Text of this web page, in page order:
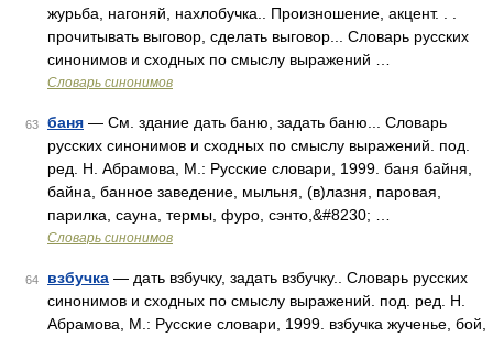
журьба, нагоняй, нахлобучка.. Произношение, акцент. . .
прочитывать выговор, сделать выговор... Словарь русских
синонимов и сходных по смыслу выражений …
Словарь синонимов
63 баня — См. здание дать баню, задать баню... Словарь
русских синонимов и сходных по смыслу выражений. под.
ред. Н. Абрамова, М.: Русские словари, 1999. баня байня,
байна, банное заведение, мыльня, (в)лазня, паровая,
парилка, сауна, термы, фуро, сэнто,&#8230; …
Словарь синонимов
64 взбучка — дать взбучку, задать взбучку.. Словарь русских
синонимов и сходных по смыслу выражений. под. ред. Н.
Абрамова, М.: Русские словари, 1999. взбучка жученье, бой,